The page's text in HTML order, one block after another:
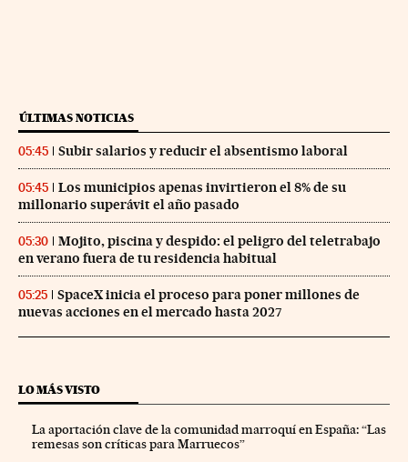
ÚLTIMAS NOTICIAS
05:45 Subir salarios y reducir el absentismo laboral
05:45
Los municipios apenas invirtieron el 8% de su
millonario superávit el año pasado
05:30
Mojito, piscina y despido: el peligro del teletrabajo
en verano fuera de tu residencia habitual
05:25
SpaceX inicia el proceso para poner millones de
nuevas acciones en el mercado hasta 2027
LO MÁS VISTO
La aportación clave de la comunidad marroquí en España: “Las
remesas son críticas para Marruecos”